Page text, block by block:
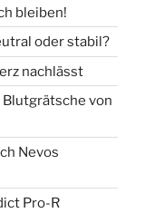
bleiben!
oder stabil?
nachlässt
von
Nevos
Pro-R